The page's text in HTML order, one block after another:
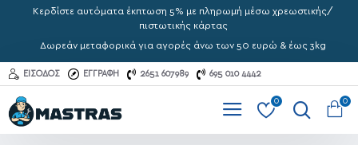
Κερδίστε αυτόματα έκπτωση 5% με πληρωμή μέσω χρεωστικής/
πιστωτικής κάρτας
Δωρεάν μεταφορικά για αγορές άνω των 50 ευρώ & έως 3kg
ΕΊΣΟΔΟΣ ΕΓΓΡΑΦΉ 2651 607989 695 010 4442
0 0